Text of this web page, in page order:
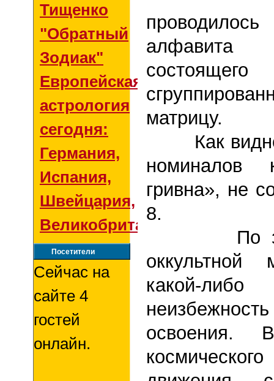
Тищенко
"Обратный
Зодиак"
Европейская
астрология
сегодня:
Германия,
Испания,
Швейцария,
Великобритания
Посетители
Сейчас на
сайте 4
гостей
онлайн.
алфавита
матрицу.
Как видно,
номиналов
гривна», не
8.
По
оккультной
какой-
освоения.